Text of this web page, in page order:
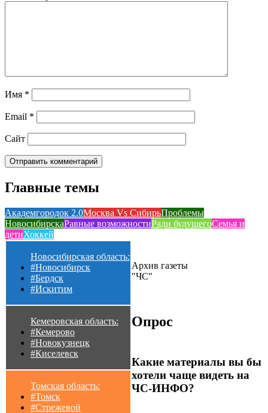
Имя *
Email *
Сайт
Главные темы
Академгородок 2.0Москва Vs СибирьПроблемы
НовосибирскаРавные возможностиРади будущегоСемья и
детиХоккей
Новосибирская область:
#Новосибирск
#Бердск
#Искитим
Кемеровская область:
#Кемерово
#Новокузнецк
#Киселевск
Томская область:
#Томск
#Стрежевой
Архив газеты
"ЧС"
Опрос
Какие материалы вы бы
хотели чаще видеть на
ЧС-ИНФО?